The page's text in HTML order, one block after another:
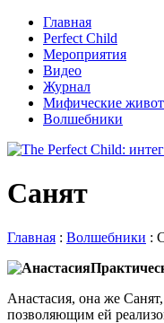
Главная
Perfect Child
Мероприятия
Видео
Журнал
Мифические
Волшебники
Санят
Главная : Волшебники :
Анастасия, она же
позволяющим ей